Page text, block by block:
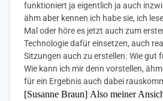
funktioniert ja eigentlich ja auch
ähm aber kennen ich habe sie, ich
Mal oder höre es jetzt auch zum
Technologie dafür einsetzen, auch
Sitzungen auch zu erstellen. Wie gut
Wie kann ich mir denn vorstellen,
für ein Ergebnis auch dabei
[Susanne Braun] Also meiner